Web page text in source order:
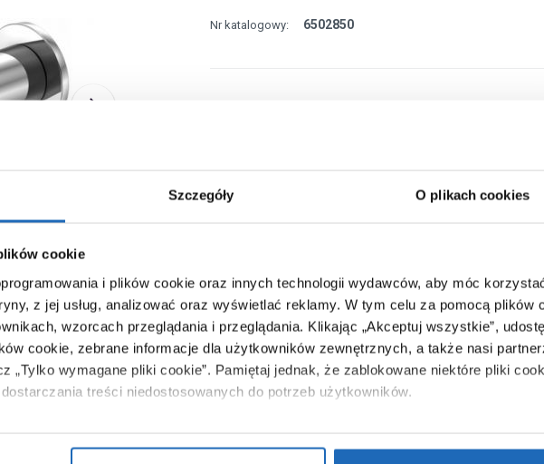
Szczegóły O plikach cookies
cookie
i plików cookie oraz innych technologii wydawców, aby móc
z jej usług, analizować oraz wyświetlać reklamy. W tym celu za pomocą plików
wzorcach przeglądania i przeglądania. Klikając „Akceptuj wszystkie”,
cookie, zebrane informacje dla użytkowników zewnętrznych, a także nasi
„Tylko wymagane pliki cookie”. Pamiętaj jednak, że zablokowane niektóre pliki
treści niedostosowanych do potrzeb użytkowników.
na temat plików plików cookie, kliknij „Ustawienia plików cookie”.Jeśli chcesz
Nr katalogowy: 6502850